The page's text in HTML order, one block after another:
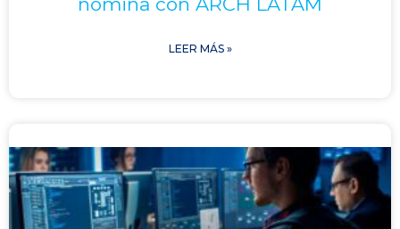
LEER MÁS »